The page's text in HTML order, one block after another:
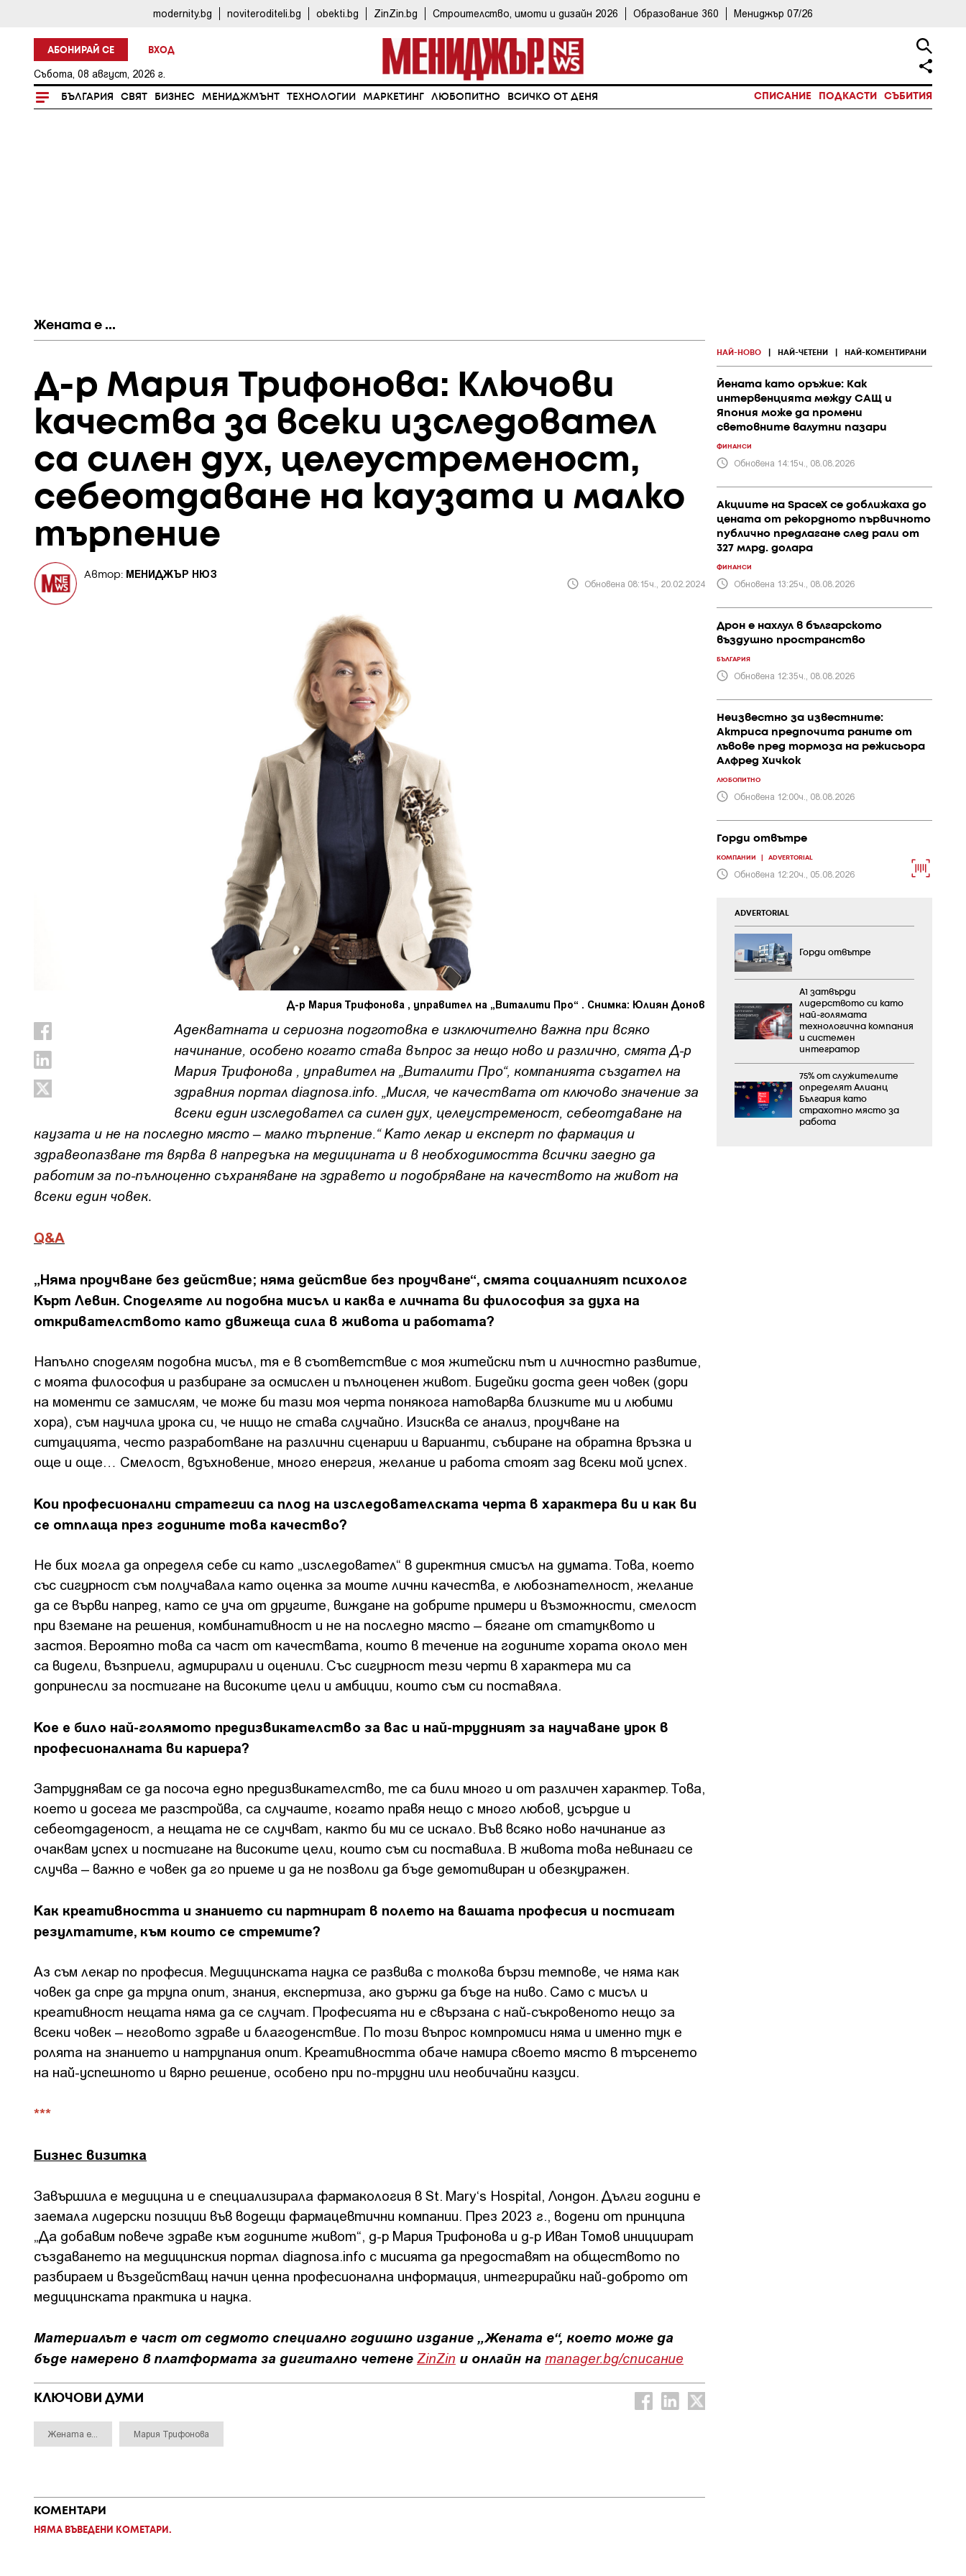
modernity.bg noviteroditeli.bg obekti.bg ZinZin.bg Строителство, имоти и дизайн 2026 Образование 360 Мениджър 07/26
АБОНИРАЙ СЕ ВХОД
Събота, 08 август, 2026 г.
БЪЛГАРИЯ СВЯТ БИЗНЕС МЕНИДЖМЪНТ ТЕХНОЛОГИИ МАРКЕТИНГ ЛЮБОПИТНО ВСИЧКО ОТ ДЕНЯ СПИСАНИЕ ПОДКАСТИ СЪБИТИЯ
Жената е ...
Д-р Мария Трифонова: Ключови
качества за всеки изследовател
са силен дух, целеустременост,
себеотдаване на каузата и малко
търпение
Автор: МЕНИДЖЪР НЮЗ
Обновена 08:15ч., 20.02.2024
Д-р Мария Трифонова , управител на „Виталити Про“ . Снимка: Юлиян Донов
Адекватната и сериозна подготовка е изключително важна при всяко
начинание, особено когато става въпрос за нещо ново и различно, смята Д-р
Мария Трифонова , управител на „Виталити Про“, компанията създател на
здравния портал diagnosa.info. „Мисля, че качествата от ключово значение за
всеки един изследовател са силен дух, целеустременост, себеотдаване на
каузата и не на последно място – малко търпение.“ Като лекар и експерт по фармация и
здравеопазване тя вярва в напредъка на медицината и в необходимостта всички заедно да
работим за по-пълноценно съхраняване на здравето и подобряване на качеството на живот на
всеки един човек.
Q&A
„Няма проучване без действие; няма действие без проучване“, смята социалният психолог
Кърт Левин. Споделяте ли подобна мисъл и каква е личната ви философия за духа на
откривателството като движеща сила в живота и работата?
Напълно споделям подобна мисъл, тя е в съответствие с моя житейски път и личностно развитие,
с моята философия и разбиране за осмислен и пълноценен живот. Бидейки доста деен човек (дори
на моменти се замислям, че може би тази моя черта понякога натоварва близките ми и любими
хора), съм научила урока си, че нищо не става случайно. Изисква се анализ, проучване на
ситуацията, често разработване на различни сценарии и варианти, събиране на обратна връзка и
още и още… Смелост, вдъхновение, много енергия, желание и работа стоят зад всеки мой успех.
Кои професионални стратегии са плод на изследователската черта в характера ви и как ви
се отплаща през годините това качество?
Не бих могла да определя себе си като „изследовател“ в директния смисъл на думата. Това, което
със сигурност съм получавала като оценка за моите лични качества, е любознателност, желание
да се върви напред, като се уча от другите, виждане на добрите примери и възможности, смелост
при вземане на решения, комбинативност и не на последно място – бягане от статуквото и
застоя. Вероятно тoва са част от качествата, които в течение на годините хората около мен
са видели, възприели, адмирирали и оценили. Със сигурност тези черти в характера ми са
допринесли за постигане на високите цели и амбиции, които съм си поставяла.
Кое е било най-голямото предизвикателство за вас и най-трудният за научаване урок в
професионалната ви кариера?
Затруднявам се да посоча едно предизвикателство, те са били много и от различен характер. Това,
което и досега ме разстройва, са случаите, когато правя нещо с много любов, усърдие и
себеотдаденост, а нещата не се случват, както би ми се искало. Във всяко ново начинание аз
очаквам успех и постигане на високите цели, които съм си поставила. В живота това невинаги се
случва – важно е човек да го приеме и да не позволи да бъде демотивиран и обезкуражен.
Как креативността и знанието си партнират в полето на вашата професия и постигат
резултатите, към които се стремите?
Аз съм лекар по професия. Медицинската наука се развива с толкова бързи темпове, че няма как
човек да спре да трупа опит, знания, експертиза, ако държи да бъде на ниво. Само с мисъл и
креативност нещата няма да се случат. Професията ни е свързана с най-съкровеното нещо за
всеки човек – неговото здраве и благоденствие. По този въпрос компромиси няма и именно тук е
ролята на знанието и натрупания опит. Креативността обаче намира своето място в търсенето
на най-успешното и вярно решение, особено при по-трудни или необичайни казуси.
***
Бизнес визитка
Завършила е медицина и е специализирала фармакология в St. Mary‘s Hospital, Лондон. Дълги години е
заемала лидерски позиции във водещи фармацевтични компании. През 2023 г., водени от принципа
„Да добавим повече здраве към годините живот“, д-р Мария Трифонова и д-р Иван Томов инициират
създаването на медицинския портал diagnosa.info с мисията да предоставят на обществото по
разбираем и въздействащ начин ценна професионална информация, интегрирайки най-доброто от
медицинската практика и наука.
Материалът е част от седмото специално годишно издание „Жената е“, което може да
бъде намерено в платформата за дигитално четене ZinZin и онлайн на manager.bg/списание
КЛЮЧОВИ ДУМИ
Жената е... Мария Трифонова
КОМЕНТАРИ
НЯМА ВЪВЕДЕНИ КОМЕТАРИ.
НАЙ-НОВО НАЙ-ЧЕТЕНИ НАЙ-КОМЕНТИРАНИ
Йената като оръжие: Как
интервенцията между САЩ и
Япония може да промени
световните валутни пазари
ФИНАНСИ
Обновена 14:15ч., 08.08.2026
Акциите на SpaceX се доближаха до
цената от рекордното първичното
публично предлагане след рали от
327 млрд. долара
ФИНАНСИ
Обновена 13:25ч., 08.08.2026
Дрон е нахлул в българското
въздушно пространство
БЪЛГАРИЯ
Обновена 12:35ч., 08.08.2026
Неизвестно за известните:
Актриса предпочита раните от
лъвове пред тормоза на режисьора
Алфред Хичкок
ЛЮБОПИТНО
Обновена 12:00ч., 08.08.2026
Горди отвътре
КОМПАНИИ ADVERTORIAL
Обновена 12:20ч., 05.08.2026
ADVERTORIAL
Горди отвътре
А1 затвърди
лидерството си като
най-голямата
технологична компания
и системен
интегратор
75% от служителите
определят Алианц
България като
страхотно място за
работа